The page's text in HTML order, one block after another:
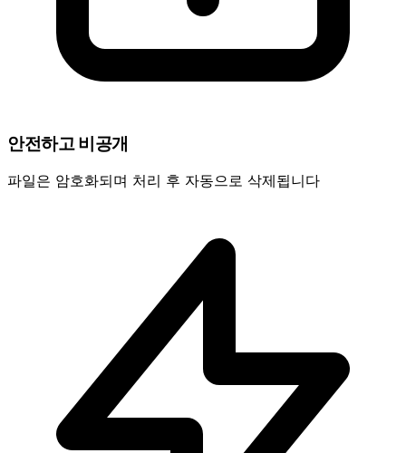
안전하고 비공개
파일은 암호화되며 처리 후 자동으로 삭제됩니다